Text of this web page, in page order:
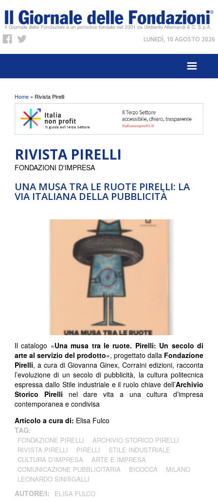
LUNEDÌ, 10 AGOSTO 2026
Tu sei qui
Home » Rivista Pirelli
RIVISTA PIRELLI
UNA MUSA TRA LE RUOTE PIRELLI: LA
VIA ITALIANA DELLA PUBBLICITÀ
FONDAZIONI D'IMPRESA
Il catalogo «Una musa tra le ruote. Pirelli: Un secolo di
arte al servizio del prodotto», progettato dalla Fondazione
Pirelli, a cura di Giovanna Ginex, Corraini edizioni, racconta
l’evoluzione di un secolo di pubblicità, la cultura politecnica
espressa dallo Stile industriale e il ruolo chiave dell’Archivio
Storico Pirelli nel dare vita a una cultura d’impresa
contemporanea e condivisa
Articolo a cura di: Elisa Fulco
TAG:
FONDAZIONE PIRELLI
ARCHIVIO STORICO PIRELLI
RIVISTA PIRELLI
PIRELLI
STILE INDUSTRIALE
CULTURA D’IMPRESA
ARTE E IMPRESA
COMUNICAZIONE PUBBLICITARIA
BICOCCA
MILANO
LEONARDO SINISGALLI
AUTORE/I: ELISA FULCO